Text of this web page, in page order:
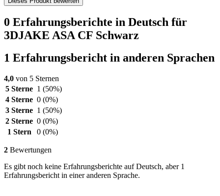
0 Erfahrungsberichte in Deutsch für
3DJAKE ASA CF Schwarz
1 Erfahrungsbericht in anderen Sprachen
4,0 von 5 Sternen
5 Sterne 1 (50%)
4 Sterne 0 (0%)
3 Sterne 1 (50%)
2 Sterne 0 (0%)
1 Stern
0 (0%)
2 Bewertungen
Es gibt noch keine Erfahrungsberichte auf Deutsch, aber 1
Erfahrungsbericht in einer anderen Sprache.